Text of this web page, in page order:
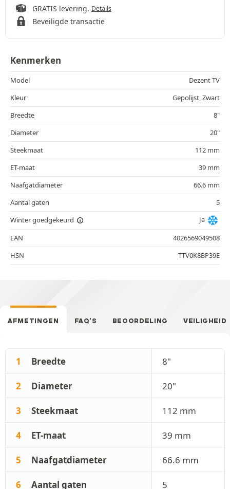
GRATIS levering. Details
Beveiligde transactie
Kenmerken
Model
Dezent TV
Kleur
Gepolijst, Zwart
Breedte
8"
Diameter
20"
Steekmaat
112 mm
ET-maat
39 mm
Naafgatdiameter
66.6 mm
Aantal gaten
5
Winter goedgekeurd
Ja
EAN
4026569049508
HSN
TTV0K8BP39E
AFMETINGEN FAQ’S BEOORDELING VEILIGHEID
1 Breedte 8"
2 Diameter 20"
3 Steekmaat 112 mm
4 ET-maat 39 mm
5 Naafgatdiameter 66.6 mm
6 Aantal gaten 5